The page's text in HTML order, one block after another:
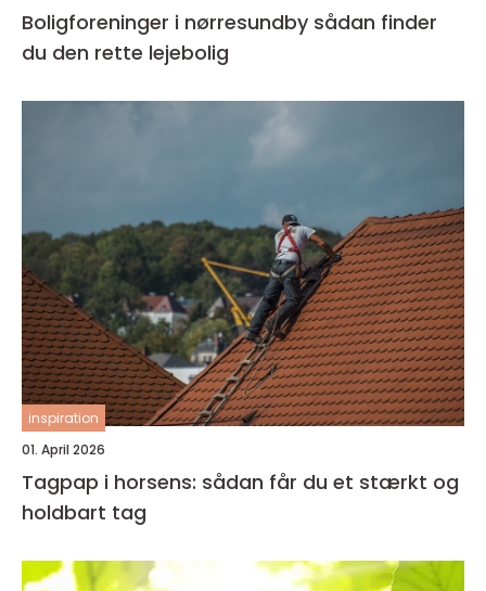
Boligforeninger i nørresundby sådan finder
du den rette lejebolig
inspiration
01. April 2026
Tagpap i horsens: sådan får du et stærkt og
holdbart tag